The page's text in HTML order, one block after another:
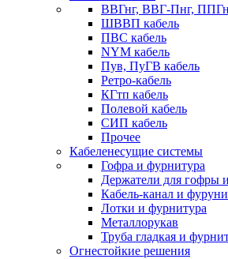
ВВГнг, ВВГ-Пнг,
ШВВП кабель
ПВС кабель
NYM кабель
Пув, ПуГВ кабель
Ретро-кабель
КГтп кабель
Полевой кабель
СИП кабель
Прочее
Кабеленесущие системы
Гофра и фурнитура
Держатели для гофры
Кабель-канал и
Лотки и фурнитура
Металлорукав
Труба гладкая и
Огнестойкие решения